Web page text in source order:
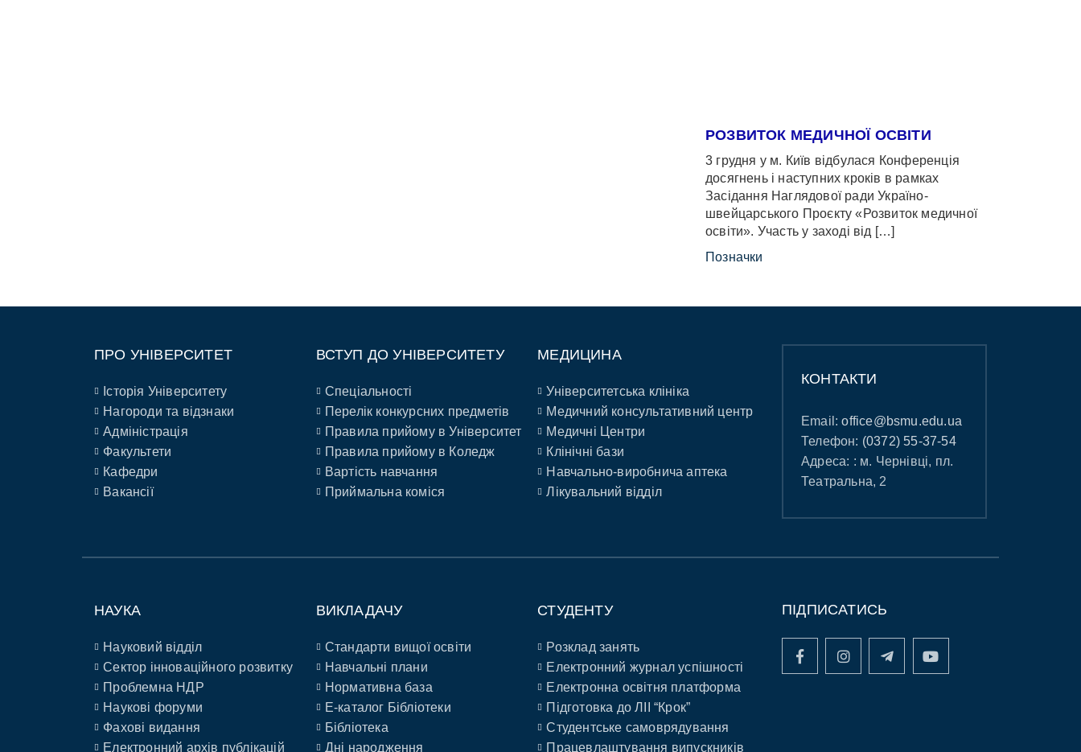
РОЗВИТОК МЕДИЧНОЇ ОСВІТИ
3 грудня у м. Київ відбулася Конференція
досягнень і наступних кроків в рамках
Засідання Наглядової ради Україно-
швейцарського Проєкту «Розвиток медичної
освіти». Участь у заході від […]
Позначки
ПРО УНІВЕРСИТЕТ
Історія Університету
Нагороди та відзнаки
Адміністрація
Факультети
Кафедри
Вакансії
ВСТУП ДО УНІВЕРСИТЕТУ
Спеціальності
Перелік конкурсних предметів
Правила прийому в Університет
Правила прийому в Коледж
Вартість навчання
Приймальна коміся
МЕДИЦИНА
Університетська клініка
Медичний консультативний центр
Медичні Центри
Клінічні бази
Навчально-виробнича аптека
Лікувальний відділ
КОНТАКТИ
Email:office@bsmu.edu.ua
Телефон: (0372) 55-37-54
Адреса: : м. Чернівці, пл.
Театральна, 2
НАУКА
Науковий відділ
Сектор інноваційного розвитку
Проблемна НДР
Наукові форуми
Фахові видання
Електронний архів публікацій
ВИКЛАДАЧУ
Стандарти вищої освіти
Навчальні плани
Нормативна база
E-каталог Бібліотеки
Бібліотека
Дні народження
СТУДЕНТУ
Розклад занять
Електронний журнал успішності
Електронна освітня платформа
Підготовка до ЛІІ “Крок”
Студентське самоврядування
Працевлаштування випускників
ПІДПИСАТИСЬ